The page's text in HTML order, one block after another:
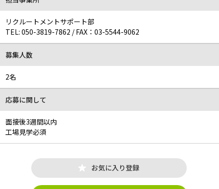
リクルートメントサポート部
TEL:050-3819-7862 /FAX：03-5544-9062
募集人数
2名
応募に関して
面接後3週間以内
工場見学必須
お気に入り登録